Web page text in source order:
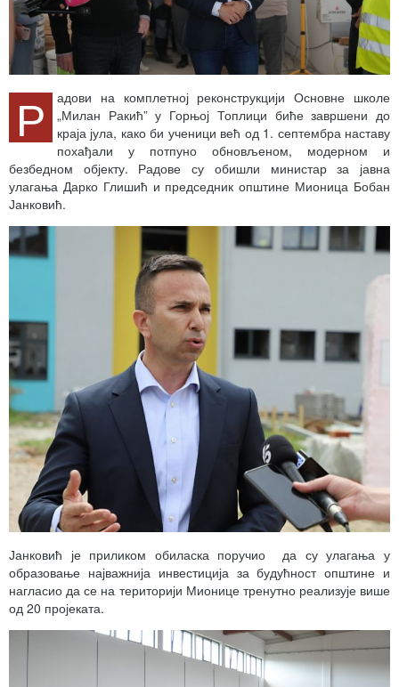
Р
адови на комплетној реконструкцији Основне школе
„Милан Ракић” у Горњој Топлици биће завршени до
краја јула, како би ученици већ од 1. септембра наставу
похађали у потпуно обновљеном, модерном и
безбедном објекту. Радове су обишли министар за јавна
улагања Дарко Глишић и председник општине Мионица Бобан
Јанковић.
Јанковић је приликом обиласка поручио да су улагања у
образовање најважнија инвестиција за будућност општине и
нагласио да се на територији Мионице тренутно реализује више
од 20 пројеката.